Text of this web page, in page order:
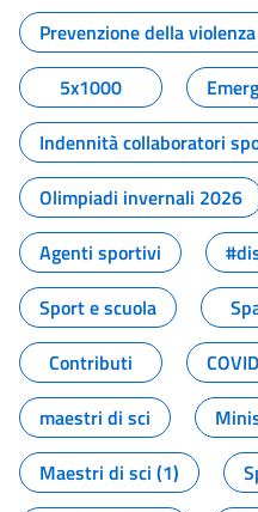
Tutti i
Prevenzione della
5x1000
Indennità collaboratori
Olimpiadi invernali 2026
Agenti sportivi
Sport e scuola
Contributi
maestri di sci
Maestri di sci (1)